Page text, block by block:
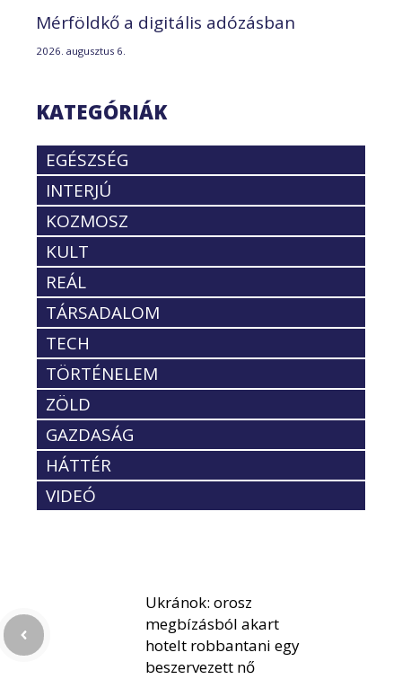
Mérföldkő a digitális adózásban
2026. augusztus 6.
KATEGÓRIÁK
EGÉSZSÉG
INTERJÚ
KOZMOSZ
KULT
REÁL
TÁRSADALOM
TECH
TÖRTÉNELEM
ZÖLD
GAZDASÁG
HÁTTÉR
VIDEÓ
Ukránok: orosz
megbízásból akart
hotelt robbantani egy
beszervezett nő